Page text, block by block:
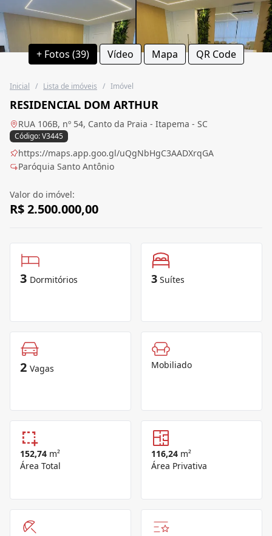
+ Fotos (39) Vídeo Mapa QR Code
Inicial / Lista de imóveis / Imóvel
RESIDENCIAL DOM ARTHUR
RUA 106B, nº 54, Canto da Praia - Itapema - SC
Código: V3445
https://maps.app.goo.gl/uQgNbHgC3AADXrqGA
Paróquia Santo Antônio
Valor do imóvel:
R$ 2.500.000,00
3 Dormitórios 3 Suítes
2 Vagas Mobiliado
152,74 m²
Área Total
116,24 m²
Área Privativa